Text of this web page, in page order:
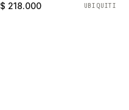
$ 218.000
UBIQUITI